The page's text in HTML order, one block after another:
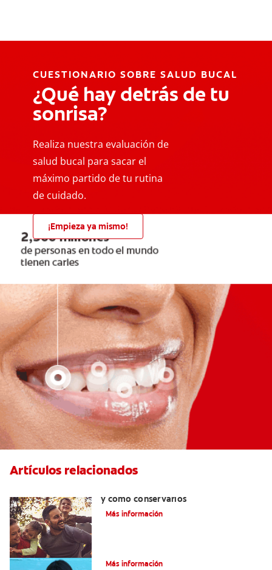
CUESTIONARIO SOBRE SALUD BUCAL
¿Qué hay detrás de tu
sonrisa?
Realiza nuestra evaluación de
salud bucal para sacar el
máximo partido de tu rutina
de cuidado.
¡Empieza ya mismo!
Artículos relacionados
y cómo conservarlos
Más información
Más información